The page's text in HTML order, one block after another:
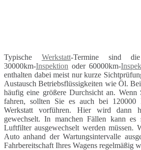
Typische Werkstatt-Termine sind
30000km-Inspektion oder 60000km-
enthalten dabei meist nur kurze
Austausch Betriebsflüssigkeiten wie Öl.
häufig eine größere Durchsicht an. Wenn
fahren, sollten Sie es auch bei 120000
Werkstatt vorführen. Hier wird dann
gewechselt. In manchen Fällen kann
Luftfilter ausgewechselt werden müssen.
Auto anhand der Wartungsintervalle
Fahrbereitschaft Ihres Wagens regelmäßig